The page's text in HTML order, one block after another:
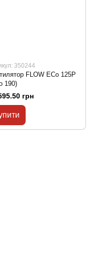
350244
FLOW ECo 125P
190)
грн